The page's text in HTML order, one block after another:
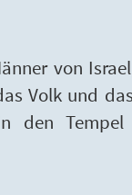
von
Volk und
den